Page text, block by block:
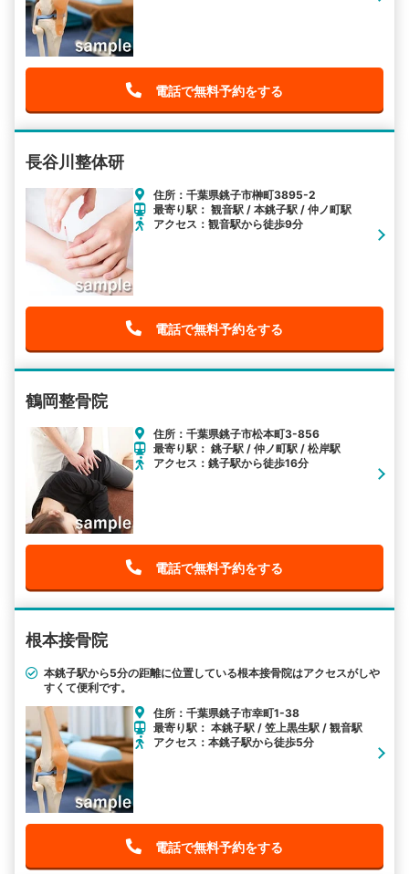
電話で無料予約をする
長谷川整体研
住所：千葉県銚子市榊町3895-2
最寄り駅： 観音駅 / 本銚子駅 / 仲ノ町駅
アクセス：観音駅から徒歩9分
電話で無料予約をする
鶴岡整骨院
住所：千葉県銚子市松本町3-856
最寄り駅： 銚子駅 / 仲ノ町駅 / 松岸駅
アクセス：銚子駅から徒歩16分
電話で無料予約をする
根本接骨院
本銚子駅から5分の距離に位置している根本接骨院はアクセスがしや
すくて便利です。
住所：千葉県銚子市幸町1-38
最寄り駅： 本銚子駅 / 笠上黒生駅 / 観音駅
アクセス：本銚子駅から徒歩5分
電話で無料予約をする